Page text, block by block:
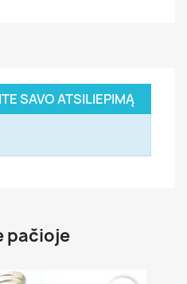
SAVO ATSILIEPIMĄ
pačioje